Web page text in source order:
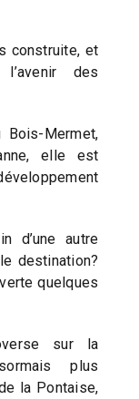
construite, et
des
Mermet,
elle est
d’une autre
destination?
quelques
sur la
plus
la Pontaise,